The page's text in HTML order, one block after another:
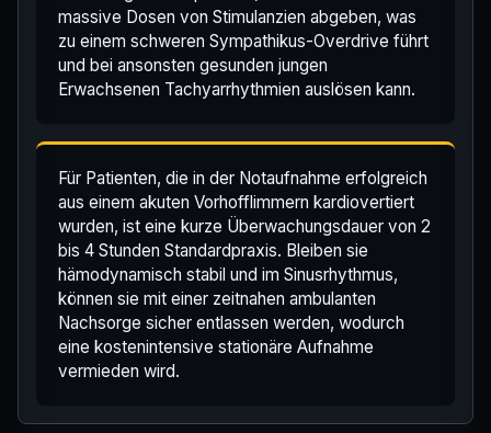
massive Dosen von Stimulanzien abgeben, was
zu einem schweren Sympathikus-Overdrive führt
und bei ansonsten gesunden jungen
Erwachsenen Tachyarrhythmien auslösen kann.
Für Patienten, die in der Notaufnahme erfolgreich
aus einem akuten Vorhofflimmern kardiovertiert
wurden, ist eine kurze Überwachungsdauer von 2
bis 4 Stunden Standardpraxis. Bleiben sie
hämodynamisch stabil und im Sinusrhythmus,
können sie mit einer zeitnahen ambulanten
Nachsorge sicher entlassen werden, wodurch
eine kostenintensive stationäre Aufnahme
vermieden wird.